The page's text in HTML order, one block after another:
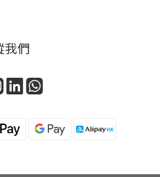
我們